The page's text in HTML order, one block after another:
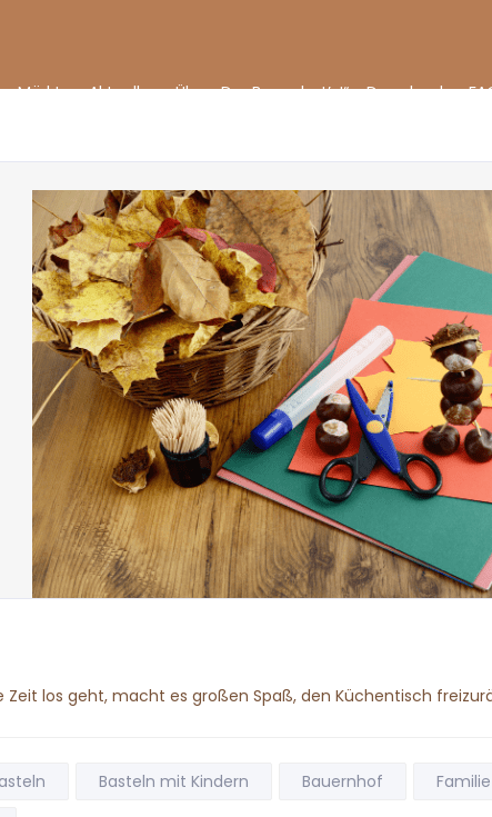
Märkte Aktuelles Über „Der Bauer hat’s!“ Downloads
los geht, macht es großen Spaß, den Küchentisch
Basteln mit Kindern Bauernhof Familie